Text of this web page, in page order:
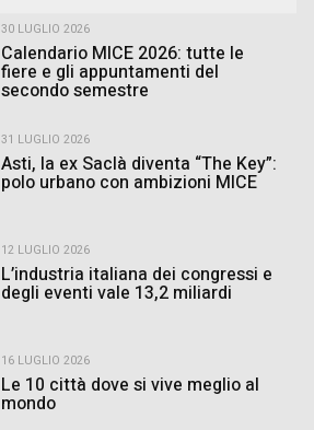
30 LUGLIO 2026
Calendario MICE 2026: tutte le
fiere e gli appuntamenti del
secondo semestre
31 LUGLIO 2026
Asti, la ex Saclà diventa “The Key”:
polo urbano con ambizioni MICE
12 LUGLIO 2026
L’industria italiana dei congressi e
degli eventi vale 13,2 miliardi
16 LUGLIO 2026
Le 10 città dove si vive meglio al
mondo